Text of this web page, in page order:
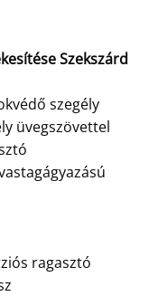
Szekszárd
szegély
üvegszövettel
ragasztó